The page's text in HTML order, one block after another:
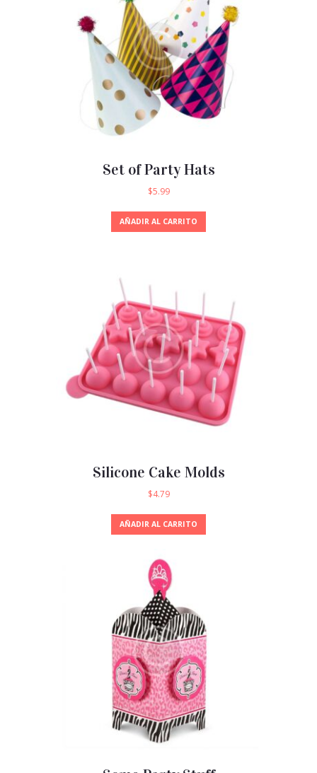
Set of Party Hats
$5.99
AÑADIR AL CARRITO
Silicone Cake Molds
$4.79
AÑADIR AL CARRITO